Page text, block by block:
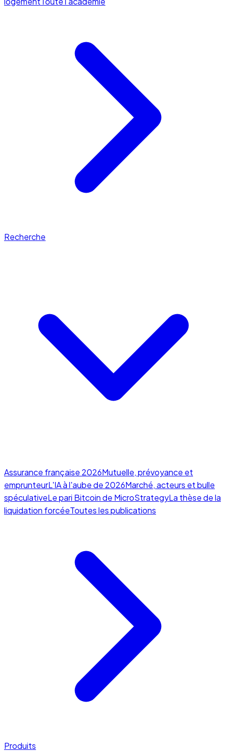
Recherche
Assurance française 2026Mutuelle, prévoyance et
emprunteurL'IA à l'aube de 2026Marché, acteurs et bulle
spéculativeLe pari Bitcoin de MicroStrategyLa thèse de la
liquidation forcéeToutes les publications
Produits